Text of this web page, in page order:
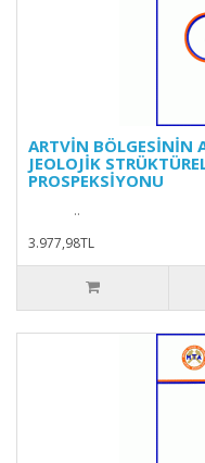
ARTVİN BÖLGESİNİN
JEOLOJİK
PROSPEKSİYONU
..
3.977,98TL